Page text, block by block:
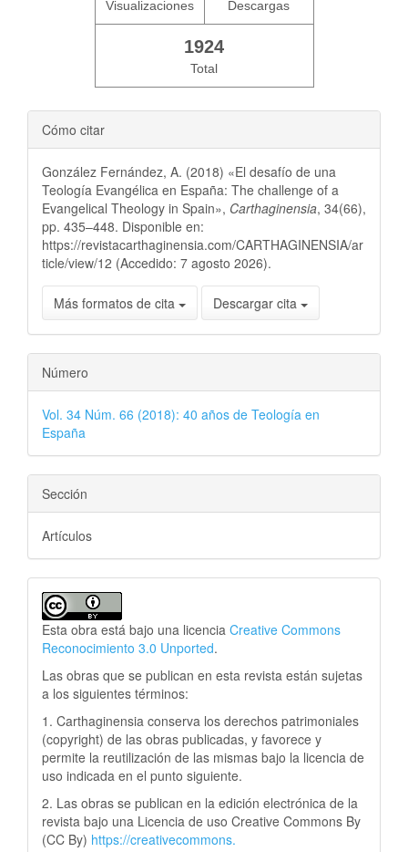
Visualizaciones Descargas
1924
Total
Cómo citar
González Fernández, A. (2018) «El desafío de una
Teología Evangélica en España: The challenge of a
Evangelical Theology in Spain», Carthaginensia, 34(66),
pp. 435–448. Disponible en:
https://revistacarthaginensia.com/CARTHAGINENSIA/ar
ticle/view/12 (Accedido: 7 agosto 2026).
Más formatos de cita Descargar cita
Número
Vol. 34 Núm. 66 (2018): 40 años de Teología en
España
Sección
Artículos
Esta obra está bajo una licencia Creative Commons
Reconocimiento 3.0 Unported.
Las obras que se publican en esta revista están sujetas
a los siguientes términos:
1. Carthaginensia conserva los derechos patrimoniales
(copyright) de las obras publicadas, y favorece y
permite la reutilización de las mismas bajo la licencia de
uso indicada en el punto siguiente.
2. Las obras se publican en la edición electrónica de la
revista bajo una Licencia de uso Creative Commons By
(CC By) https://creativecommons.